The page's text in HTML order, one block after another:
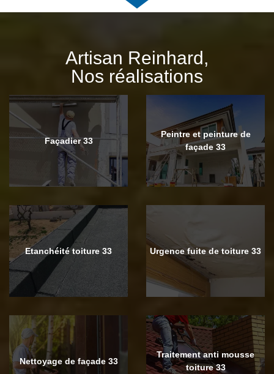
Artisan Reinhard,
Nos réalisations
Façadier 33
Peintre et peinture de
façade 33
Etanchéité toiture 33 Urgence fuite de toiture 33
Nettoyage de façade 33
Traitement anti mousse
toiture 33